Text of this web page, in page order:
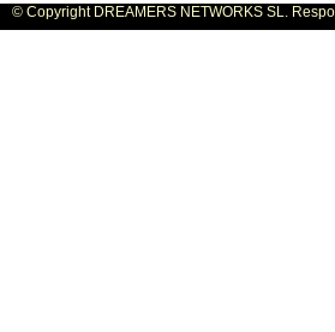
© Copyright DREAMERS NETWORKS SL.